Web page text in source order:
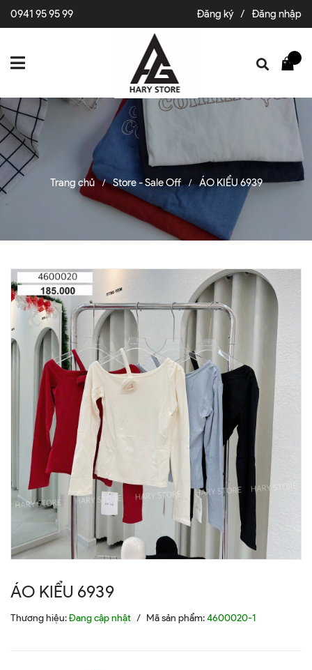
0941 95 95 99 Đăng ký / Đăng nhập
Trang chủ / Store - Sale Off / ÁO KIỂU 6939
ÁO KIỂU 6939
Thương hiệu:Đang cập nhật / Mã sản phẩm:4600020-1